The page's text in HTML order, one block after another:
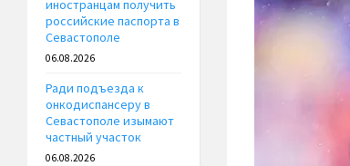
иностранцам получить
российские паспорта в
Севастополе
06.08.2026
Ради подъезда к
онкодиспансеру в
Севастополе изымают
частный участок
06.08.2026